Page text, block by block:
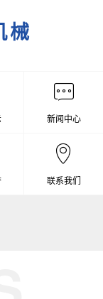
械
新闻中心
联系我们